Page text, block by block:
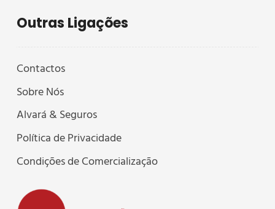
Outras Ligações
Contactos
Sobre Nós
Alvará & Seguros
Política de Privacidade
Condições de Comercialização